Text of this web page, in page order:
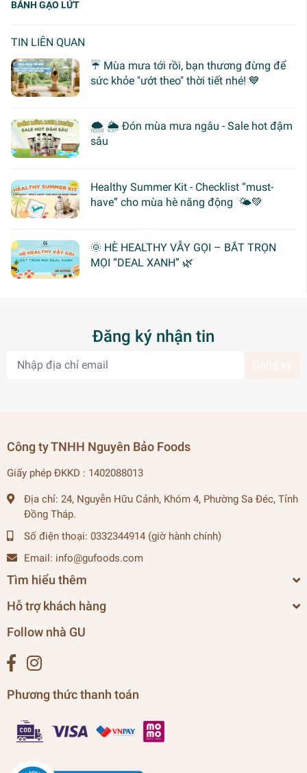
BÁNH GẠO LỨT
TIN LIÊN QUAN
☔ Mùa mưa tới rồi, bạn thương đừng để
sức khỏe "ướt theo" thời tiết nhé! 💙
🌨 🌦 Đón mùa mưa ngâu - Sale hot đậm
sâu
Healthy Summer Kit - Checklist “must-
have” cho mùa hè năng động 🌤️💚
🌞 HÈ HEALTHY VẪY GỌI – BẮT TRỌN
MỌI “DEAL XANH” 🌿
Đăng ký nhận tin
Công ty TNHH Nguyên Bảo Foods
Giấy phép ĐKKD : 1402088013
Địa chỉ: 24, Nguyễn Hữu Cảnh, Khóm 4, Phường Sa Đéc, Tỉnh
Đồng Tháp.
Số điện thoại: 0332344914 (giờ hành chính)
Email: info@gufoods.com
Tìm hiểu thêm
Hỗ trợ khách hàng
Follow nhà GU
Phương thức thanh toán